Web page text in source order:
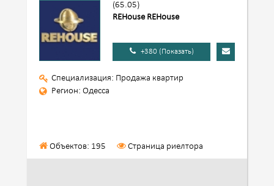
(65.05)
REHouse REHouse
+380 (Показать)
Специализация: Продажа квартир
Регион: Одесса
Объектов: 195 Страница риелтора